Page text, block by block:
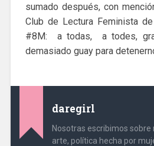
sumado después, con
Club de Lectura Feminista
#8M: a todas, a todes,
demasiado guay para
daregirl
Nosotras escribimos
arte, política hecha por